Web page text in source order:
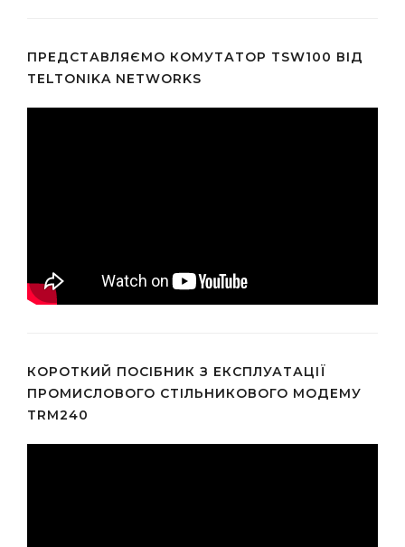
ПРЕДСТАВЛЯЄМО КОМУТАТОР TSW100 ВІД
TELTONIKA NETWORKS
КОРОТКИЙ ПОСІБНИК З ЕКСПЛУАТАЦІЇ
ПРОМИСЛОВОГО СТІЛЬНИКОВОГО МОДЕМУ
TRM240